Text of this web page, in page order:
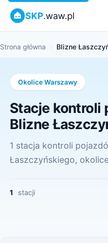
SKP.waw.pl
Strona główna Blizne
Okolice Warszawy
Stacje
Blizne
1 stacja kontroli
Łaszczyńskiego,
1 stacji